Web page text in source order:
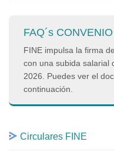
FAQ´s
FINE impulsa la firma
con una subida salarial
2026. Puedes ver el
continuación.
Circulares FINE